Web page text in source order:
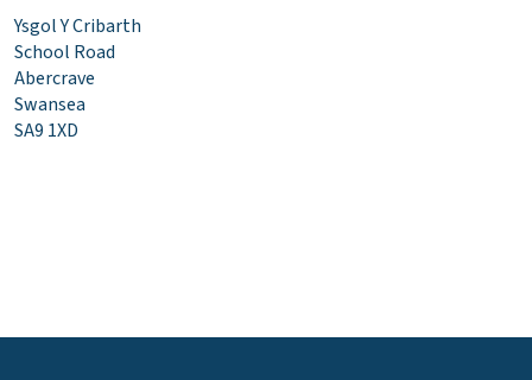
Ysgol Y Cribarth
School Road
Abercrave
Swansea
SA9 1XD